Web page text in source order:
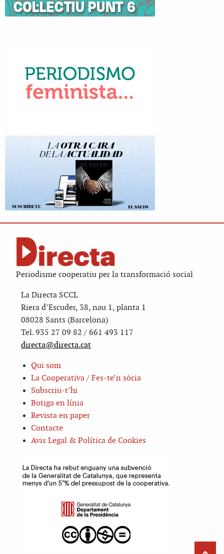
Periodisme cooperatiu per la transformació social
La Directa SCCL
Riera d’Escuder, 38, nau 1, planta 1
08028 Sants (Barcelona)
Tel. 935 27 09 82 / 661 493 117
directa@directa.cat
Qui som
La Cooperativa / Fes-te’n sòcia
Subscriu-t’hi
Botiga en línia
Revista en paper
Contacte
Avis Legal & Política de Cookies